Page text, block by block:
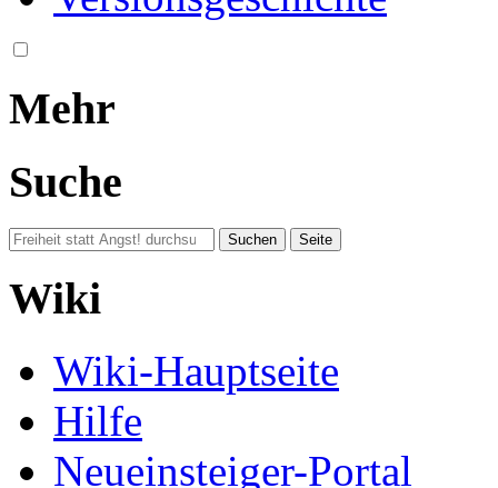
Mehr
Suche
Wiki
Wiki-Hauptseite
Hilfe
Neueinsteiger-Portal